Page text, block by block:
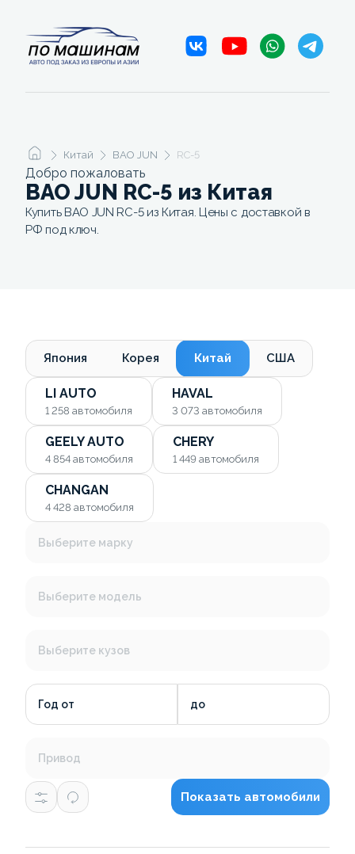
Китай BAO JUN RC-5
Добро пожаловать
BAO JUN RC-5 из Китая
Купить BAO JUN RC-5 из Китая. Цены с доставкой в
РФ под ключ.
Япония Корея Китай США
LI AUTO
1 258 автомобиля
HAVAL
3 073 автомобиля
GEELY AUTO
4 854 автомобиля
CHERY
1 449 автомобиля
CHANGAN
4 428 автомобиля
Выберите марку
Выберите модель
Выберите кузов
Год от до
Привод
Показать автомобили